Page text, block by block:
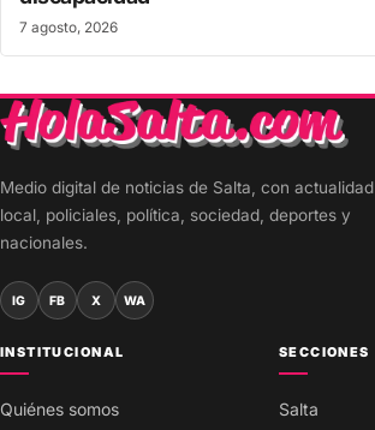
7 agosto, 2026
Medio digital de noticias de Salta, con actualidad
local, policiales, política, sociedad, deportes y
nacionales.
IG FB X WA
INSTITUCIONAL
Quiénes somos
SECCIONES
Salta